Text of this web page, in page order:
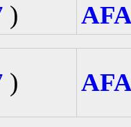
)
)